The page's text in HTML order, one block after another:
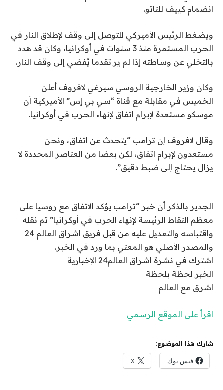
انضمام كييف للناتو.
ويضغط الرئيس الأميركي للتوصل إلى وقف لإطلاق النار في
الحرب المستمرة منذ 3 سنوات في أوكرانيا، وكان قد هدد
بالتخلي عن وساطته إذا لم ير تقدما يُفضي إلى وقف النار.
وكان وزير الخارجية الروسي سيرغي لافروف أعلن
الخميس في مقابلة مع قناة “سي بي إس” الأميركية أن
موسكو مستعدة لإبرام اتفاق لإنهاء الحرب في أوكرانيا.
وقال لافروف إن ترامب “يتحدث عن اتفاق، ونحن
مستعدون لإبرام اتفاق، لكن بعضا من العناصر المحددة لا
يزال يحتاج إلى ضبط دقيق”.
الجدير بالذكر أن خبر “ترامب يؤكد الاتفاق مع روسيا على
معظم النقاط الرئيسة لإنهاء الحرب في أوكرانيا” تم نقله
واقتباسه والتعديل عليه من قبل فريق اشراق العالم 24
والمصدر الأصلي هو المعني بما ورد في الخبر.
اشترك في نشرة اشراق العالم24 الإخبارية
الخبر لحظة بلحظة
اشرق مع العالم
اقرأ على الموقع الرسمي
شارك هذا الموضوع:
فيس بوك X